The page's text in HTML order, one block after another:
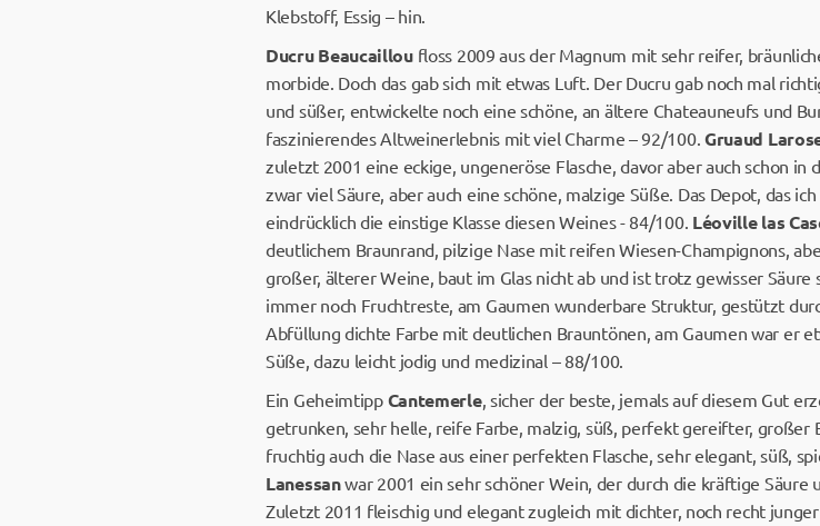
Klebstoff, Essig – hin.
Ducru Beaucailloufloss 2009 aus der Magnum mit sehr reifer,
morbide. Doch das gab sich mit etwas Luft. Der Ducru gab noch mal
und süßer, entwickelte noch eine schöne, an ältere Chateauneufs und
faszinierendes Altweinerlebnis mit viel Charme – 92/100. Gruaud
zuletzt 2001 eine eckige, ungeneröse Flasche, davor aber auch schon
zwar viel Säure, aber auch eine schöne, malzige Süße. Das Depot, das
eindrücklich die einstige Klasse diesen Weines - 84/100. Léoville las
deutlichem Braunrand, pilzige Nase mit reifen Wiesen-Champignons,
großer, älterer Weine, baut im Glas nicht ab und ist trotz gewisser
immer noch Fruchtreste, am Gaumen wunderbare Struktur, gestützt
Abfüllung dichte Farbe mit deutlichen Brauntönen, am Gaumen war er
Süße, dazu leicht jodig und medizinal – 88/100.
Ein Geheimtipp Cantemerle, sicher der beste, jemals auf diesem Gut
getrunken, sehr helle, reife Farbe, malzig, süß, perfekt gereifter,
fruchtig auch die Nase aus einer perfekten Flasche, sehr elegant, süß,
Lanessanwar 2001 ein sehr schöner Wein, der durch die kräftige
Zuletzt 2011 fleischig und elegant zugleich mit dichter, noch recht